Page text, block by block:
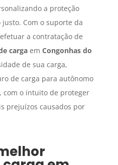
a proteção
Com o suporte da
a contratação de
cargaem Congonhas do
de sua carga,
de carga para autônomo
com o intuito de proteger
prejuízos causados por